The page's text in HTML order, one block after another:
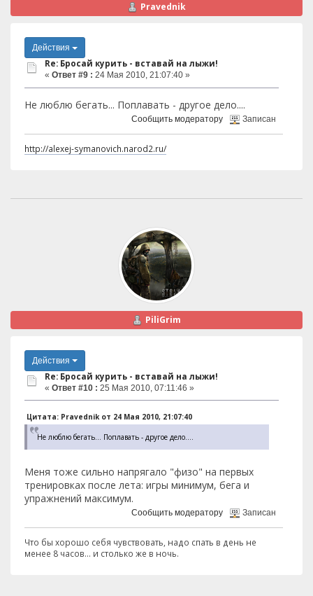
Pravednik
Действия
Re: Бросай курить - вставай на лыжи!
« Ответ #9 : 24 Мая 2010, 21:07:40 »
Не люблю бегать... Поплавать - другое дело....
Сообщить модератору Записан
http://alexej-symanovich.narod2.ru/
PiliGrim
Действия
Re: Бросай курить - вставай на лыжи!
« Ответ #10 : 25 Мая 2010, 07:11:46 »
Цитата: Pravednik от 24 Мая 2010, 21:07:40
Не люблю бегать... Поплавать - другое дело....
Меня тоже сильно напрягало "физо" на первых
тренировках после лета: игры минимум, бега и
упражнений максимум.
Сообщить модератору Записан
Что бы хорошо себя чувствовать, надо спать в день не
менее 8 часов... и столько же в ночь.